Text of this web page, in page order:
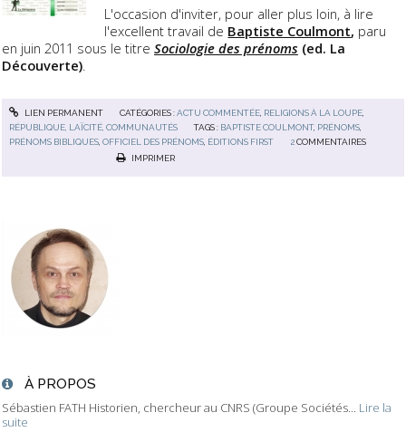
À PROPOS
Sébastien FATH Historien, chercheur au CNRS (Groupe Sociétés... Lire la
suite
L'occasion d'inviter, pour aller plus loin, à lire
l'excellent travail de Baptiste Coulmont, paru
en juin 2011 sous le titre Sociologie des prénoms (ed. La
Découverte).
LIEN PERMANENT CATÉGORIES :ACTU COMMENTÉE, RELIGIONS À LA LOUPE,
RÉPUBLIQUE, LAÏCITÉ, COMMUNAUTÉS
TAGS : BAPTISTE COULMONT, PRÉNOMS
PRÉNOMS BIBLIQUES ,OFFICIEL DES PRÉNOMS ÉDITIONS FIRST 2 COMMENTAIRES
IMPRIMER